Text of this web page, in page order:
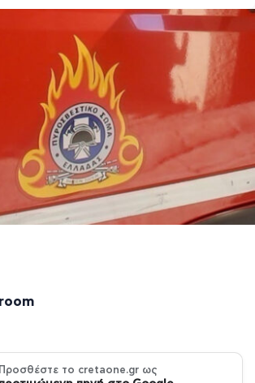
Προσθέστε το cretaone.gr ως